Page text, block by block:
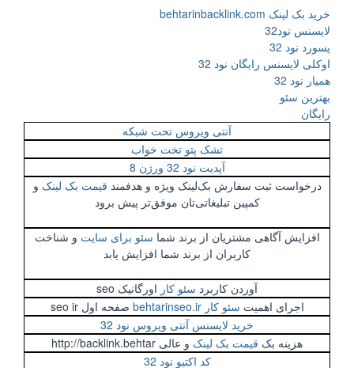
خرید بک لینک behtarinbacklink.com
لایسنس نود32
پسورد نود 32
اوکلی لایسنس رایگان نود 32
همیار نود 32
بهترین سئو
رایگان
آنتی ویروس تحت شبکه
تشک پتو تخت خواب
آپدیت نود 32 ورژن 8
درخواست ثبت سفارش بک‌لینک ویژه و هدفمند قیمت بک لینک و
کمپین تبلیغاتی‌تان موفق‌تر پیش برود
افزایش آگاهی مشتریان از برند شما سئو برای سایت و شناخت
کاربران از برند شما افزایش یابد
آوردن کاربرد سئو کار اورگانیک seo
اجرای اهمیت سئو کار behtarinseo.ir
صفحه اول seo ir
خرید لایسنس آنتی ویروس نود 32
هزینه بک قیمت بک لینک و عالی http://backlink.behtar
کد اکتیو نود 32